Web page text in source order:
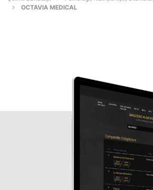
OCTAVIA MEDICAL